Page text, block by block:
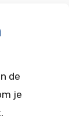
de
je